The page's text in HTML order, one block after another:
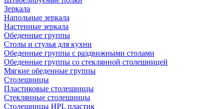
Зеркала
Напольные зеркала
Настенные зеркала
Обеденные группы
Столы и стулья для кухни
Обеденные группы с раздвижными столами
Обеденные группы со стеклянной столешницей
Мягкие обеденные группы
Столешницы
Пластиковые столешницы
Стеклянные столешницы
Столешницы HPL пластик